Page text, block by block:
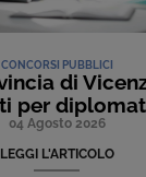
CONCORSI PUBBLICI
di
per
04 Agosto 2026
LEGGI L'ARTICOLO